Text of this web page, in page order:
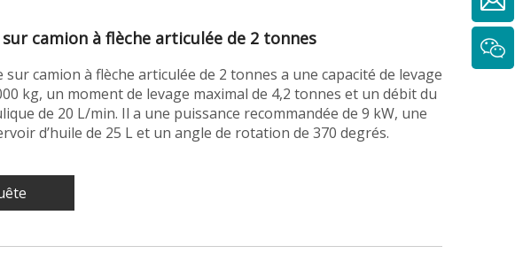
camion à flèche articulée de 2 tonnes
camion à flèche articulée de 2 tonnes a une capacité de levage
kg, un moment de levage maximal de 4,2 tonnes et un débit du
de 20 L/min. Il a une puissance recommandée de 9 kW, une
d’huile de 25 L et un angle de rotation de 370 degrés.